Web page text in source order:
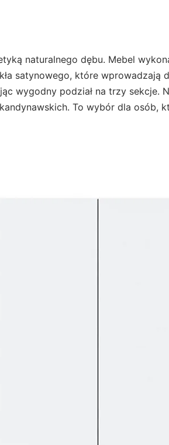
naturalnego dębu. Mebel
satynowego, które wprowadzają
wygodny podział na trzy sekcje.
To wybór dla osób,